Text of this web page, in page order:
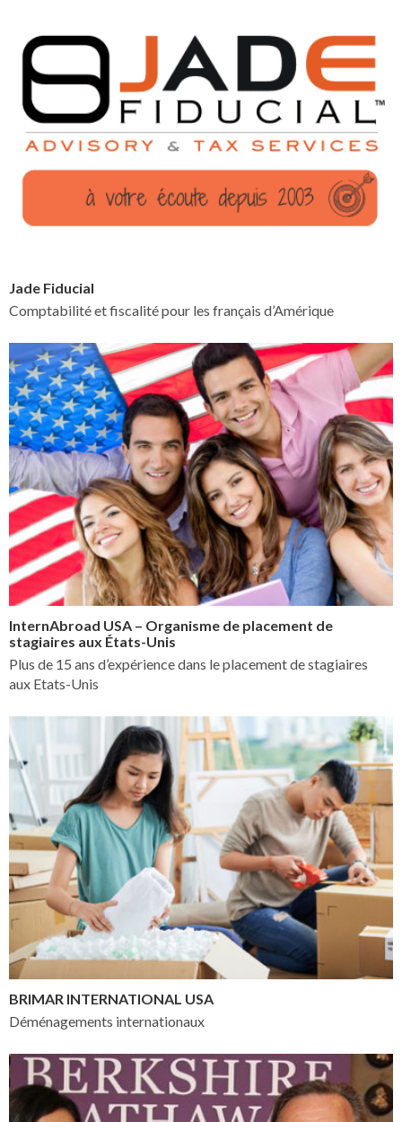
Jade Fiducial
Comptabilité et fiscalité pour les français d’Amérique
InternAbroad USA – Organisme de placement de
stagiaires aux États-Unis
Plus de 15 ans d’expérience dans le placement de stagiaires
aux Etats-Unis
BRIMAR INTERNATIONAL USA
Déménagements internationaux